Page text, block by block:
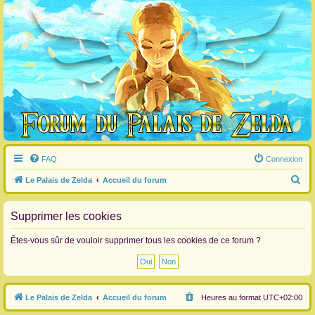
FAQ Connexion
Le Palais de Zelda Accueil du forum
e
h
h
Supprimer les cookies
Êtes-vous sûr de vouloir supprimer tous les cookies de ce forum ?
Le Palais de Zelda Accueil du forum Heures au format UTC+02:00